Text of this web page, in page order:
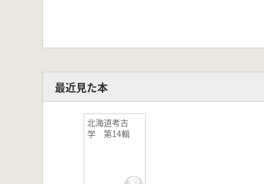
最近見た本
北海道考古
学 第14輯